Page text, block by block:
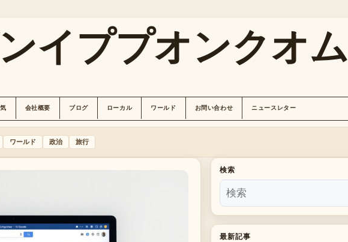
イププオンクオム
会社概要 ブログ ローカル ワールド お問い合わせ ニュースレター
ワールド 政治 旅行
検索
最新記事